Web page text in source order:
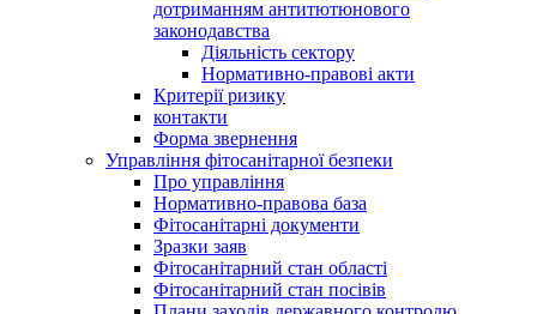
дотриманням антитютюнового
законодавства
Діяльність сектору
Нормативно-правові акти
Критерії ризику
контакти
Форма звернення
Управління фітосанітарної безпеки
Про управління
Нормативно-правова база
Фітосанітарні документи
Зразки заяв
Фітосанітарний стан області
Фітосанітарний стан посівів